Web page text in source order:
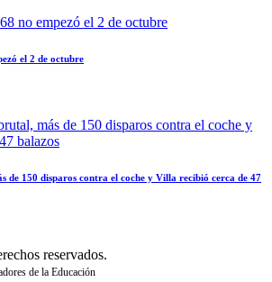
el 2 de octubre
de 150 disparos contra el coche y Villa recibió cerca de 47
reservados.
de la Educación